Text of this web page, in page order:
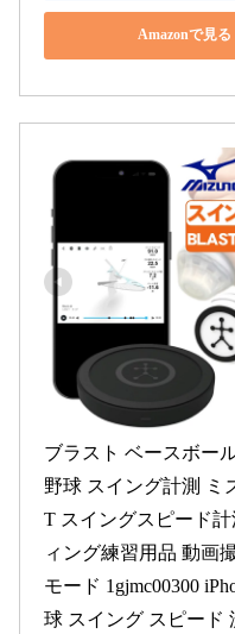
Amazonで見る
ブラスト ベースボー
野球 スイング計測 ミ
T スイングスピード
ィング練習用品 動画
モード 1gjmc00300
球 スイング スピード